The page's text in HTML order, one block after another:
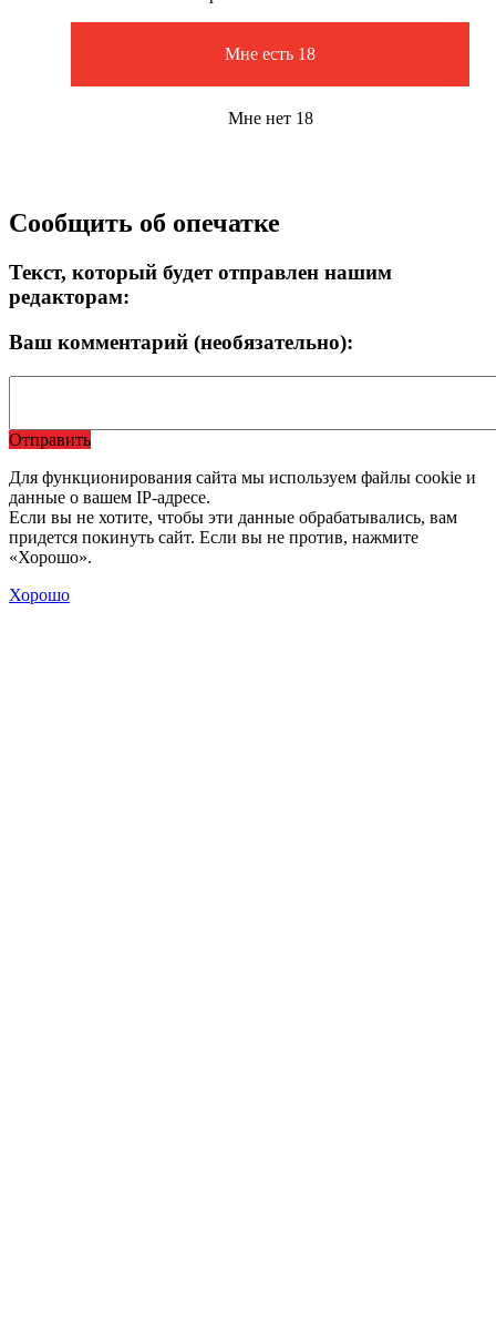
Мне есть 18
Мне нет 18
Сообщить об опечатке
Текст, который будет отправлен нашим
редакторам:
Ваш комментарий (необязательно):
Отправить
Для функционирования сайта мы используем файлы cookie и
данные о вашем IP-адресе.
Если вы не хотите, чтобы эти данные обрабатывались, вам
придется покинуть сайт. Если вы не против, нажмите
«Хорошо».
Хорошо